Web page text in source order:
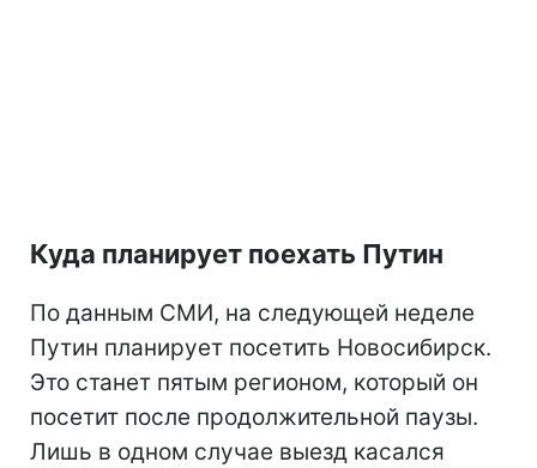
Куда планирует поехать Путин
По данным СМИ, на следующей неделе
Путин планирует посетить Новосибирск.
Это станет пятым регионом, который он
посетит после продолжительной паузы.
Лишь в одном случае выезд касался